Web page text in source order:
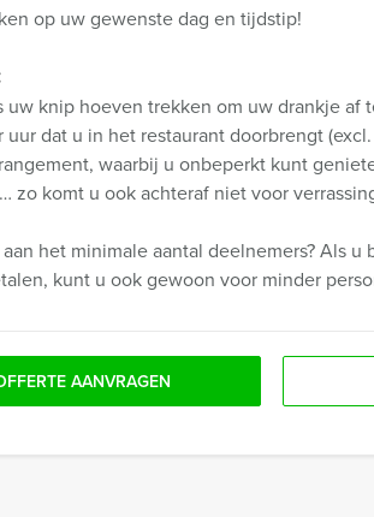
op uw gewenste dag en tijdstip!
uw knip hoeven trekken om uw drankje af
uur dat u in het restaurant doorbrengt
waarbij u onbeperkt kunt
zo komt u ook achteraf niet voor
het minimale aantal deelnemers? Als
kunt u ook gewoon voor minder
AANVRAGEN